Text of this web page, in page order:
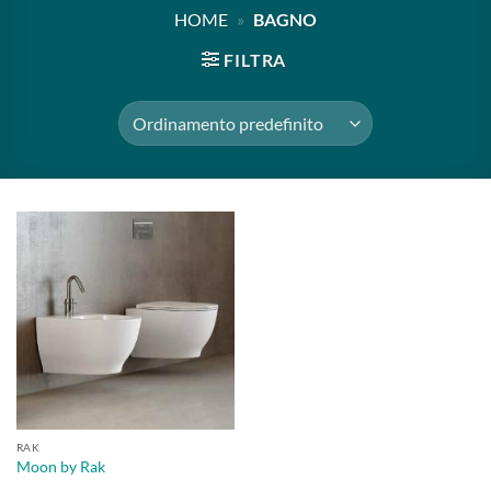
HOME » BAGNO
FILTRA
RAK
Moon by Rak